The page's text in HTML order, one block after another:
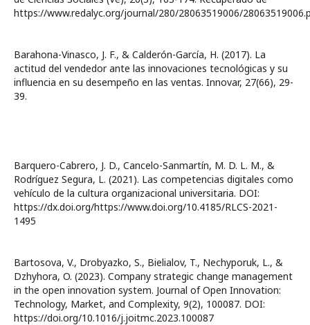
https://www.redalyc.org/journal/280/28063519006/
Barahona-Vinasco, J. F., & Calderón-García, H. (2017). La
actitud del vendedor ante las innovaciones tecnológicas y su
influencia en su desempeño en las ventas. Innovar, 27(66), 29-
39.
Barquero-Cabrero, J. D., Cancelo-Sanmartín, M. D. L. M., &
Rodríguez Segura, L. (2021). Las competencias digitales como
vehículo de la cultura organizacional universitaria. DOI:
https://dx.doi.org/https://www.doi.org/10.4185/RLCS-2021-
1495
Bartosova, V., Drobyazko, S., Bielialov, T., Nechyporuk, L., &
Dzhyhora, O. (2023). Company strategic change management
in the open innovation system. Journal of Open Innovation:
Technology, Market, and Complexity, 9(2), 100087. DOI:
https://doi.org/10.1016/j.joitmc.2023.100087